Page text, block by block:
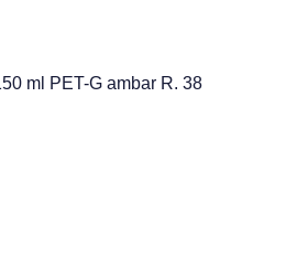
ml PET-G ambar R. 38